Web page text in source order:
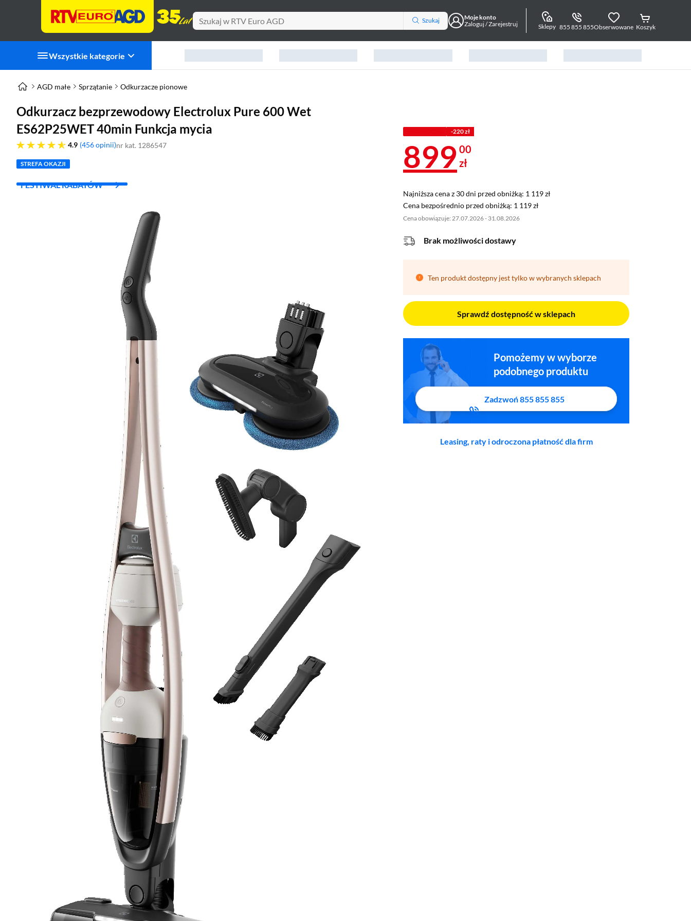
Szukaj
Moje konto
Zaloguj / Zarejestruj
Sklepy 855 855 855Obserwowane Koszyk
Wszystkie kategorie
AGD małe Sprzątanie Odkurzacze pionowe
Odkurzacz bezprzewodowy Electrolux Pure 600 Wet
ES62P25WET 40min Funkcja mycia
4.9
4.9 gwiazdek 456 opinii nr kat. 1286547
STREFA OKAZJI
FESTIWAL RABATÓW
-220 zł
899 00
zł
Najniższa cena z 30 dni przed obniżką: 1 119 zł
Najniższa cena z 30 dni przed obniżką: 1 119 zł
Cena bezpośrednio przed obniżką: 1 119 zł
Cena bezpośrednio przed obniżką: 1 119 zł
Cena obowiązuje: 27.07.2026 - 31.08.2026
Brak możliwości dostawy
Ten produkt dostępny jest tylko w wybranych sklepach
Sprawdź dostępność w sklepach
Pomożemy w wyborze
podobnego produktu
Zadzwoń 855 855 855
Leasing, raty i odroczona płatność dla firm